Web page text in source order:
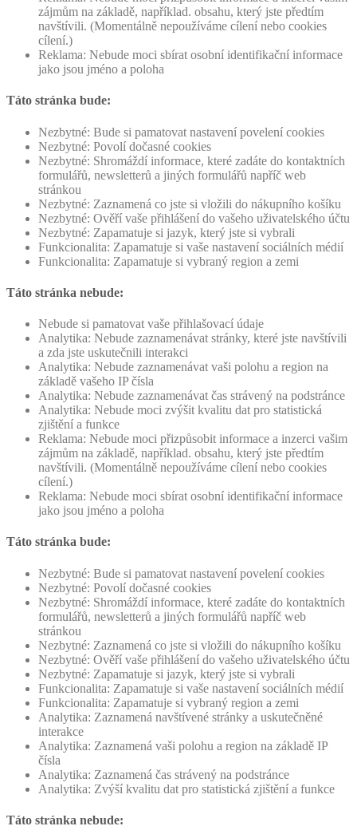
zájmům na základě, například. obsahu, který jste předtím
navštívili. (Momentálně nepoužíváme cílení nebo cookies
cílení.)
Reklama: Nebude moci sbírat osobní identifikační informace
jako jsou jméno a poloha
Táto stránka bude:
Nezbytné: Bude si pamatovat nastavení povelení cookies
Nezbytné: Povolí dočasné cookies
Nezbytné: Shromáždí informace, které zadáte do kontaktních
formulářů, newsletterů a jiných formulářů napříč web
stránkou
Nezbytné: Zaznamená co jste si vložili do nákupního košíku
Nezbytné: Ověří vaše přihlášení do vašeho uživatelského účtu
Nezbytné: Zapamatuje si jazyk, který jste si vybrali
Funkcionalita: Zapamatuje si vaše nastavení sociálních médií
Funkcionalita: Zapamatuje si vybraný region a zemi
Táto stránka nebude:
Nebude si pamatovat vaše přihlašovací údaje
Analytika: Nebude zaznamenávat stránky, které jste navštívili
a zda jste uskutečnili interakci
Analytika: Nebude zaznamenávat vaši polohu a region na
základě vašeho IP čísla
Analytika: Nebude zaznamenávat čas strávený na podstránce
Analytika: Nebude moci zvýšit kvalitu dat pro statistická
zjištění a funkce
Reklama: Nebude moci přizpůsobit informace a inzerci vašim
zájmům na základě, například. obsahu, který jste předtím
navštívili. (Momentálně nepoužíváme cílení nebo cookies
cílení.)
Reklama: Nebude moci sbírat osobní identifikační informace
jako jsou jméno a poloha
Táto stránka bude:
Nezbytné: Bude si pamatovat nastavení povelení cookies
Nezbytné: Povolí dočasné cookies
Nezbytné: Shromáždí informace, které zadáte do kontaktních
formulářů, newsletterů a jiných formulářů napříč web
stránkou
Nezbytné: Zaznamená co jste si vložili do nákupního košíku
Nezbytné: Ověří vaše přihlášení do vašeho uživatelského účtu
Nezbytné: Zapamatuje si jazyk, který jste si vybrali
Funkcionalita: Zapamatuje si vaše nastavení sociálních médií
Funkcionalita: Zapamatuje si vybraný region a zemi
Analytika: Zaznamená navštívené stránky a uskutečněné
interakce
Analytika: Zaznamená vaši polohu a region na základě IP
čísla
Analytika: Zaznamená čas strávený na podstránce
Analytika: Zvýší kvalitu dat pro statistická zjištění a funkce
Táto stránka nebude: